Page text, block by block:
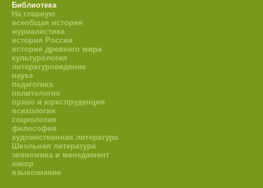
Библиотека
На главную
всеобщая история
журналистика
история России
история древнего мира
культурология
литературоведение
наука
педагогика
политология
право и юриспруденция
психология
социология
философия
художественная литература
Школьная литература
экономика и менеджмент
юмор
языкознание